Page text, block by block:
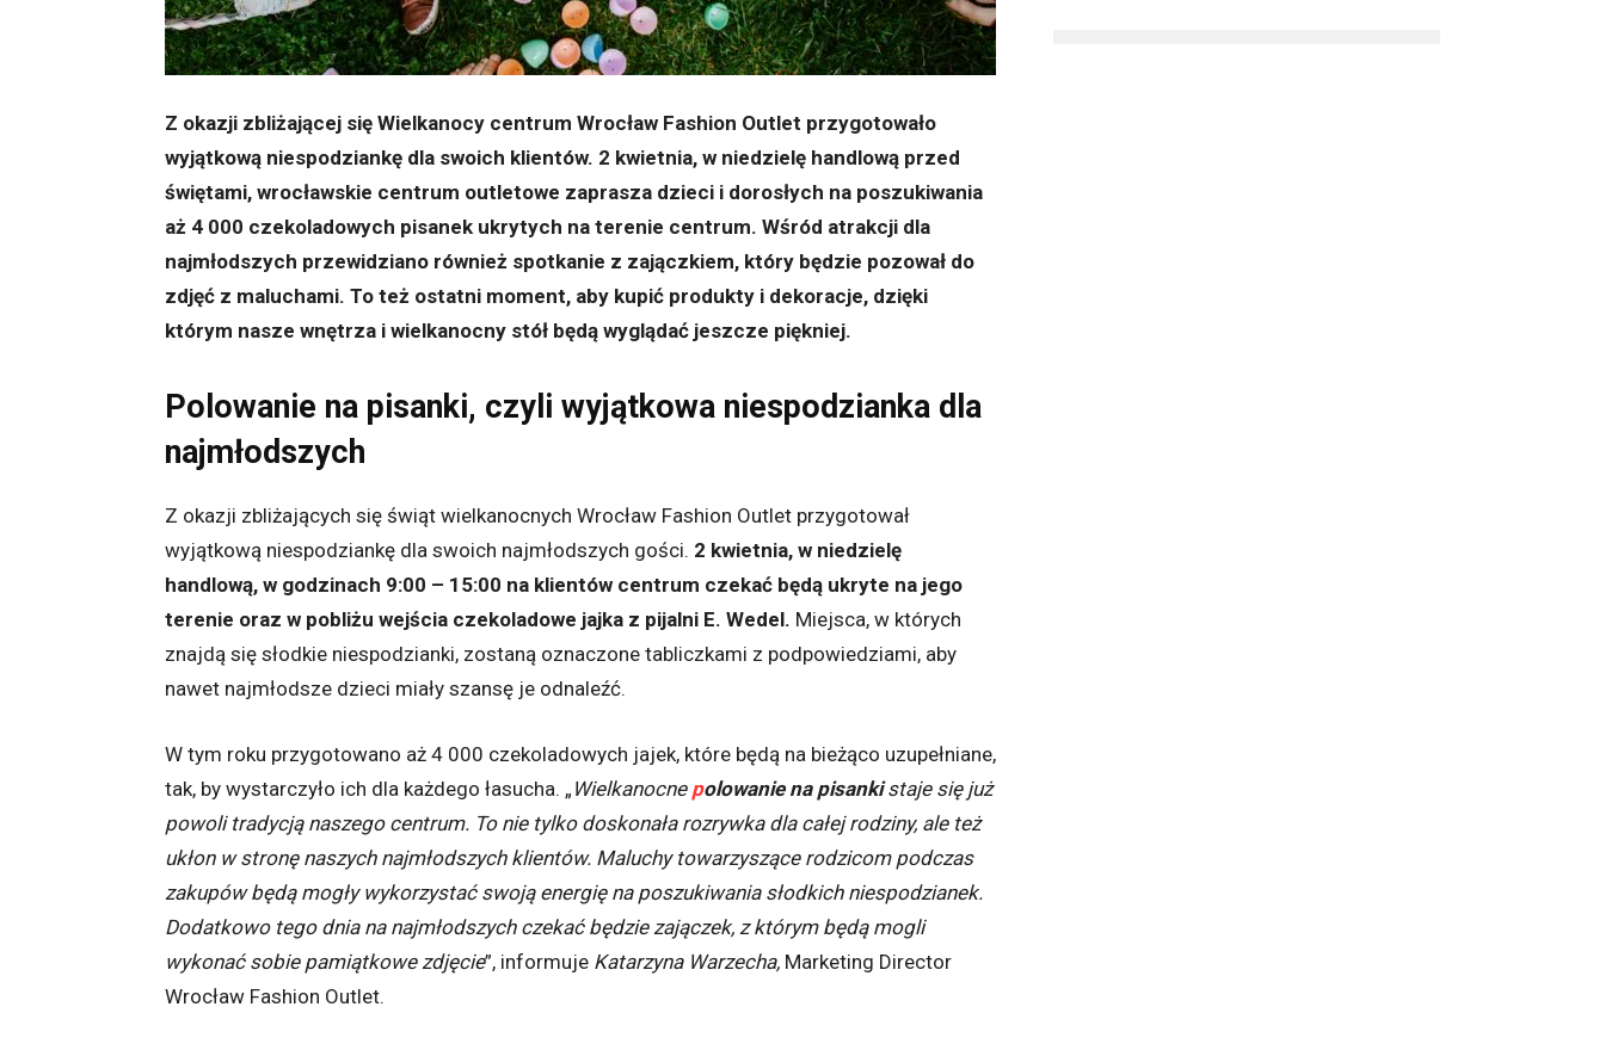
Z okazji zbliżającej się Wielkanocy centrum Wrocław Fashion Outlet przygotowało
wyjątkową niespodziankę dla swoich klientów. 2 kwietnia, w niedzielę handlową przed
świętami, wrocławskie centrum outletowe zaprasza dzieci i dorosłych na poszukiwania
aż 4 000 czekoladowych pisanek ukrytych na terenie centrum. Wśród atrakcji dla
najmłodszych przewidziano również spotkanie z zajączkiem, który będzie pozował do
zdjęć z maluchami. To też ostatni moment, aby kupić produkty i dekoracje, dzięki
którym nasze wnętrza i wielkanocny stół będą wyglądać jeszcze piękniej.
Polowanie na pisanki, czyli wyjątkowa niespodzianka dla
najmłodszych
Z okazji zbliżających się świąt wielkanocnych Wrocław Fashion Outlet przygotował
wyjątkową niespodziankę dla swoich najmłodszych gości. 2 kwietnia, w niedzielę
handlową, w godzinach 9:00 – 15:00 na klientów centrum czekać będą ukryte na jego
terenie oraz w pobliżu wejścia czekoladowe jajka z pijalni E. Wedel. Miejsca, w których
znajdą się słodkie niespodzianki, zostaną oznaczone tabliczkami z podpowiedziami, aby
nawet najmłodsze dzieci miały szansę je odnaleźć.
W tym roku przygotowano aż 4 000 czekoladowych jajek, które będą na bieżąco uzupełniane,
tak, by wystarczyło ich dla każdego łasucha. „ Wielkanocne polowanie na pisankistaje się już
powoli tradycją naszego centrum. To nie tylko doskonała rozrywka dla całej rodziny, ale też
ukłon w stronę naszych najmłodszych klientów. Maluchy towarzyszące rodzicom podczas
zakupów będą mogły wykorzystać swoją energię na poszukiwania słodkich niespodzianek.
Dodatkowo tego dnia na najmłodszych czekać będzie zajączek, z którym będą mogli
wykonać sobie pamiątkowe zdjęcie”, informuje Katarzyna Warzecha, Marketing Director
Wrocław Fashion Outlet.